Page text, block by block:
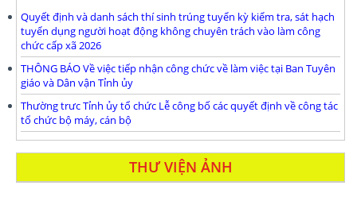
Quyết định và danh sách thí sinh trúng tuyển kỳ kiểm tra, sát hạch
tuyển dụng người hoạt động không chuyên trách vào làm công
chức cấp xã 2026
THÔNG BÁO Về việc tiếp nhận công chức về làm việc tại Ban Tuyên
giáo và Dân vận Tỉnh ủy
Thường trưc Tỉnh ủy tổ chức Lễ công bố các quyết định về công tác
tổ chức bộ máy, cán bộ
THƯ VIỆN ẢNH